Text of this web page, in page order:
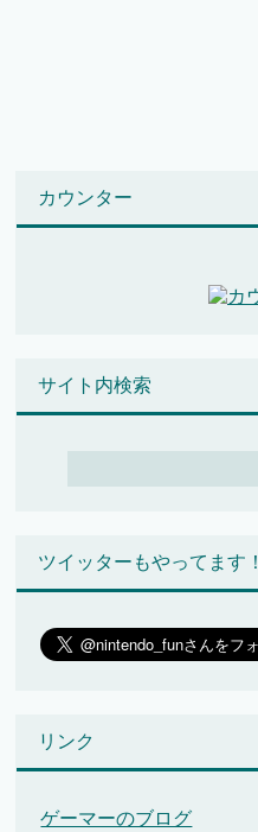
カウンター
サイト内検索
ツイッターもやってます！
リンク
ゲーマーのブログ